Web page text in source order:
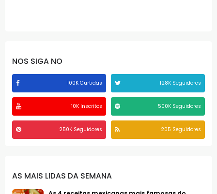
NOS SIGA NO
100K Curtidas 128K Seguidores
10K Inscritos 500K Seguidores
250K Seguidores 205 Seguidores
AS MAIS LIDAS DA SEMANA